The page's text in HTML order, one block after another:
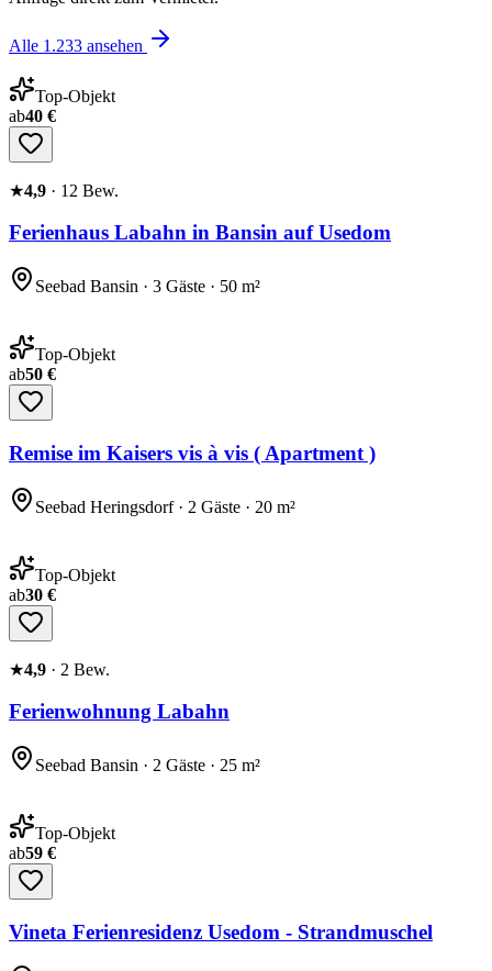
Alle 1.233 ansehen
Top-Objekt
ab40 €
★4,9 · 12 Bew.
Ferienhaus Labahn in Bansin auf Usedom
Seebad Bansin · 3 Gäste · 50 m²
Top-Objekt
ab50 €
Remise im Kaisers vis à vis ( Apartment )
Seebad Heringsdorf · 2 Gäste · 20 m²
Top-Objekt
ab30 €
★4,9 · 2 Bew.
Ferienwohnung Labahn
Seebad Bansin · 2 Gäste · 25 m²
Top-Objekt
ab59 €
Vineta Ferienresidenz Usedom - Strandmuschel